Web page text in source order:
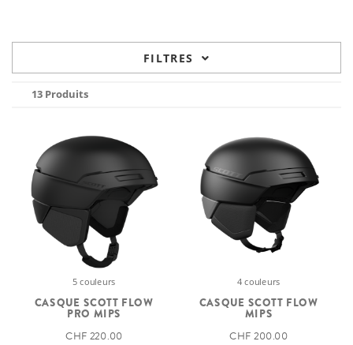
FILTRES
13 Produits
5 couleurs
CASQUE SCOTT FLOW
PRO MIPS
CHF 220.00
4 couleurs
CASQUE SCOTT FLOW
MIPS
CHF 200.00